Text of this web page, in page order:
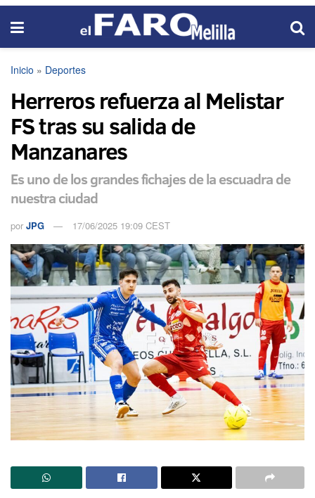
Inicio » Deportes
Herreros refuerza al Melistar
FS tras su salida de
Manzanares
Es uno de los grandes fichajes de la escuadra de
nuestra ciudad
por JPG 17/06/2025 19:09 CEST